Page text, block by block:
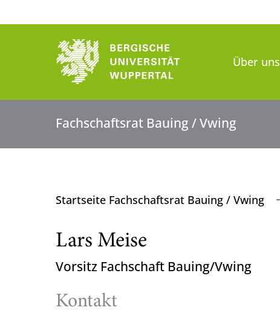
Über uns
Fachschaftsrat Bauing / Vwing
Startseite Fachschaftsrat Bauing / Vwing
Lars Meise
Vorsitz Fachschaft Bauing/Vwing
Kontakt